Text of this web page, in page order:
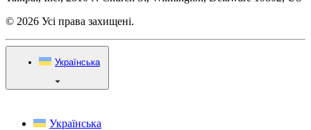
© 2026 Усі права захищені.
Українська
Українська